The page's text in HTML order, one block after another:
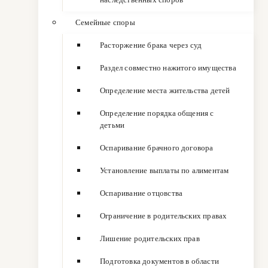
Семейные споры
Расторжение брака через суд
Раздел совместно нажитого имущества
Определение места жительства детей
Определение порядка общения с
детьми
Оспаривание брачного договора
Установление выплаты по алиментам
Оспаривание отцовства
Ограничение в родительских правах
Лишение родительских прав
Подготовка документов в области